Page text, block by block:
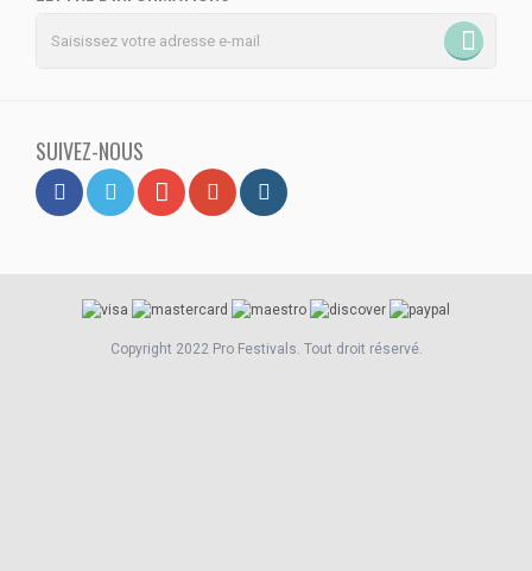
SUIVEZ-NOUS
Copyright 2022 Pro Festivals. Tout droit réservé.